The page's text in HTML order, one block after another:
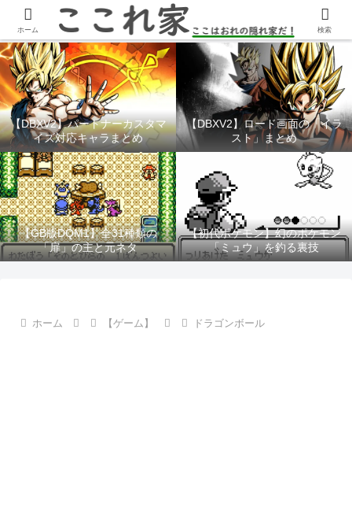
YouTubeチャンネル「ここれ家」
【DBXV2】パートナーカスタマ
イズ対応キャラまとめ
【DBXV2】ロード画面の「イラ
スト」まとめ
【GB版DQM1】全31種類の
「扉」の主と元ネタ
【初代ポケモン】幻のポケモン
「ミュウ」を釣る裏技
ホーム 【ゲーム】 ドラゴンボール
ホーム 検索